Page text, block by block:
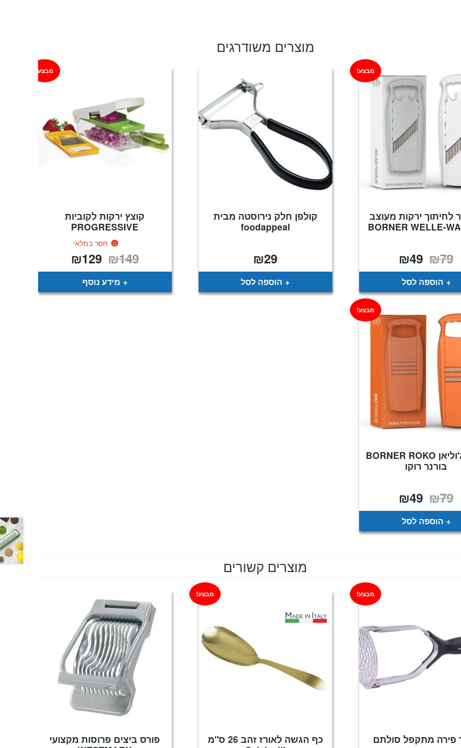
מוצרים משודרגים
לחיתוך ירקות מעוצב
BORNER WELLE-
מבצע!
₪79 המחיר
המקורי
היה:
₪79.
₪49
הוא:
הוספה לסל
קולפן חלק נירוסטה מבית
foodappeal
₪29
הוספה לסל
קוצץ ירקות לקוביות
PROGRESSIVE
חסר במלאי
מבצע!
₪149 המחיר
המקורי
היה:
₪129
הוא:
מידע נוסף
קוצץ ג'וליאן BORNER ROKO
בורנר רוקו
מבצע!
₪79 המחיר
המקורי
היה:
₪79.
₪49
הוא:
הוספה לסל
מוצרים קשורים
פירה מתקפל סולתם
מבצע!
כף הגשה לאורז זהב 26 ס"מ
מבצע!
פורס ביצים פרוסות מקצועי